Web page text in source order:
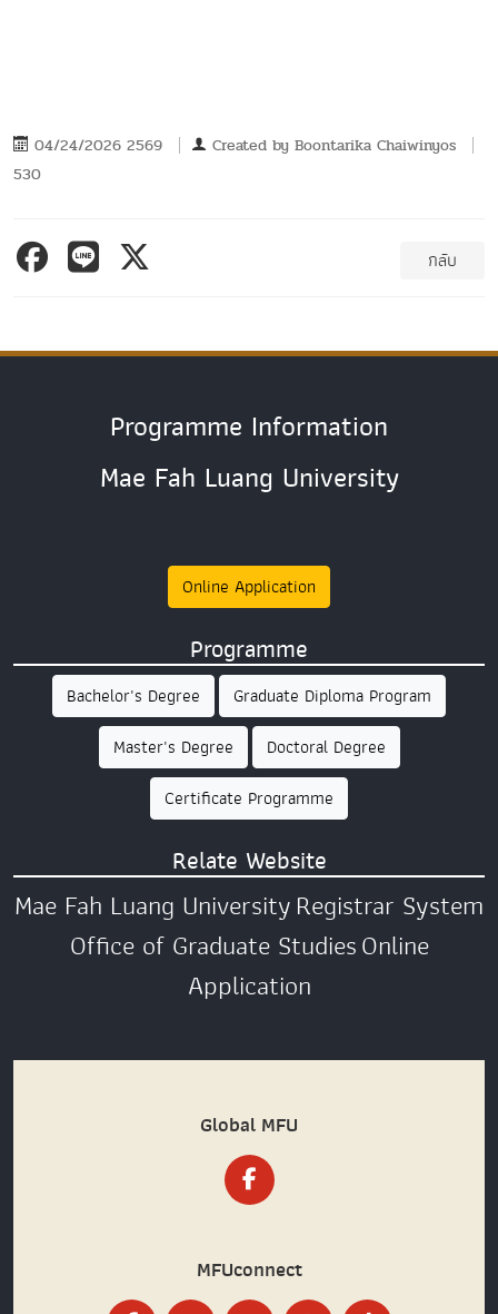
04/24/2026 2569 Created by Boontarika Chaiwinyos
530
กลับ
Programme Information
Mae Fah Luang University
Online Application
Programme
Bachelor's Degree
Graduate Diploma Program
Master's Degree
Doctoral Degree
Certificate Programme
Relate Website
Mae Fah Luang UniversityRegistrar System
Office of Graduate StudiesOnline
Application
Global MFU
MFUconnect